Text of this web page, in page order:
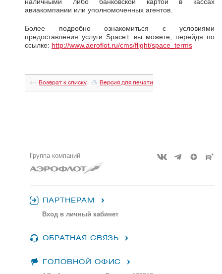
авиакомпании или уполномоченных агентов.
Более подробно ознакомиться с условиями
предоставления услуги Space+ вы можете, перейдя по
ссылке: http://www.aeroflot.ru/cms/flight/space_terms
Возврат к списку Версия для печати
Группа компаний
ПАРТНЕРАМ
Вход в личный кабинет
ОБРАТНАЯ СВЯЗЬ
ГОЛОВНОЙ ОФИС